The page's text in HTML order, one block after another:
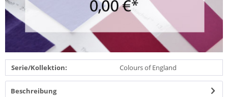
Serie/Kollektion: Colours of England
Beschreibung